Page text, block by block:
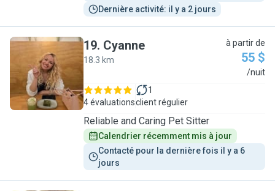
Dernière activité: il y a 2 jours
C
19. Cyanne
18.3 km
à partir de
55 $
/nuit
4 évaluations
1
client régulier
Reliable and Caring Pet Sitter
Calendrier récemment mis à jour
Contacté pour la dernière fois il y a 6
jours